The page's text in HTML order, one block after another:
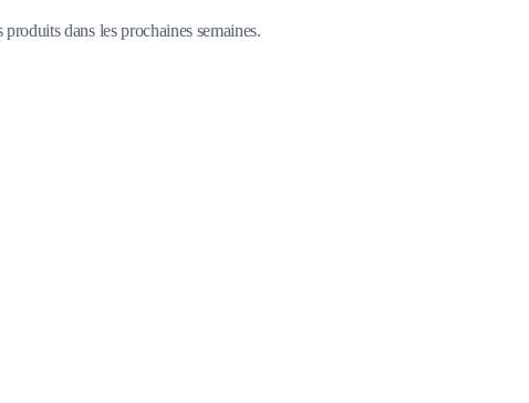
dans les prochaines semaines.